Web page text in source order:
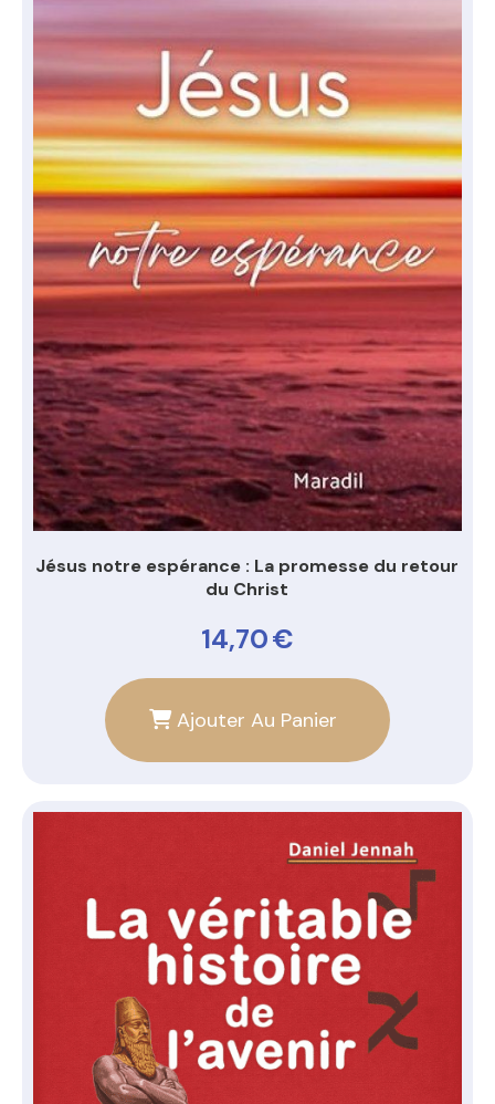
Jésus notre espérance : La promesse du retour
du Christ
14,70€
Ajouter Au Panier